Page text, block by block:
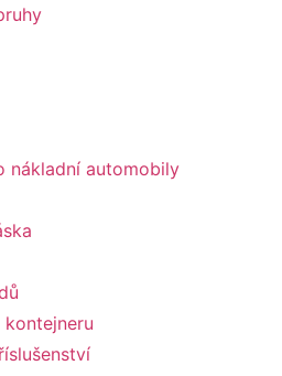
nákladní automobily
kontejneru